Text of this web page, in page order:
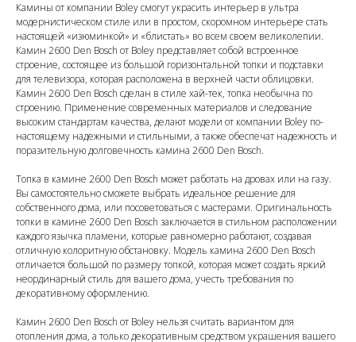
Камины от компании Boley смогут украсить интерьер в ультра
модернистическом стиле или в простом, скоромном интерьере стать
настоящей «изюминкой» и «блистать» во всем своем великолепии.
Камин 2600 Den Bosch от Boley представляет собой встроенное
строение, состоящее из большой горизонтальной топки и подставки
для телевизора, которая расположена в верхней части облицовки.
Камин 2600 Den Bosch сделан в стиле хай-тек, топка необычна по
строению. Применение современных материалов и следование
высоким стандартам качества, делают модели от компании Boley по-
настоящему надежными и стильными, а также обеспечат надежность и
поразительную долговечность камина 2600 Den Bosch.
Топка в камине 2600 Den Bosch может работать на дровах или на газу.
Вы самостоятельно сможете выбрать идеальное решение для
собственного дома, или посоветоваться с мастерами. Оригинальность
топки в камине 2600 Den Bosch заключается в стильном расположении
каждого язычка пламени, которые равномерно работают, создавая
отличную колоритную обстановку. Модель камина 2600 Den Bosch
отличается большой по размеру топкой, которая может создать яркий
неординарный стиль для вашего дома, учесть требования по
декоративному оформлению.
Камин 2600 Den Bosch от Boley нельзя считать вариантом для
отопления дома, а только декоративным средством украшения вашего